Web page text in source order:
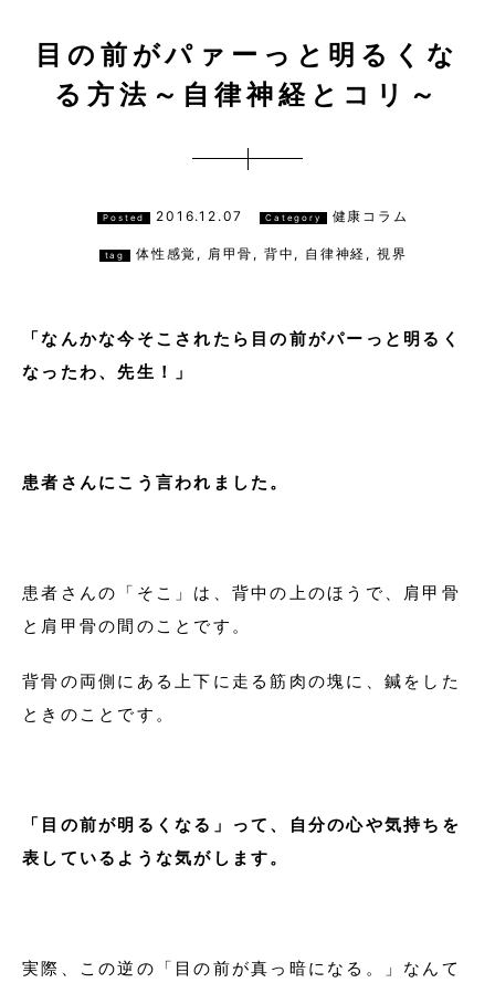
目の前がパァーっと明るくな
る方法～自律神経とコリ～
Posted 2016.12.07 Category 健康コラム
tag 体性感覚 , 肩甲骨 , 背中 , 自律神経 , 視界
「なんかな今そこされたら目の前がパーっと明るく
なったわ、先生！」
患者さんにこう言われました。
患者さんの「そこ」は、背中の上のほうで、肩甲骨
と肩甲骨の間のことです。
背骨の両側にある上下に走る筋肉の塊に、鍼をした
ときのことです。
「目の前が明るくなる」って、自分の心や気持ちを
表しているような気がします。
実際、この逆の「目の前が真っ暗になる。」なんて